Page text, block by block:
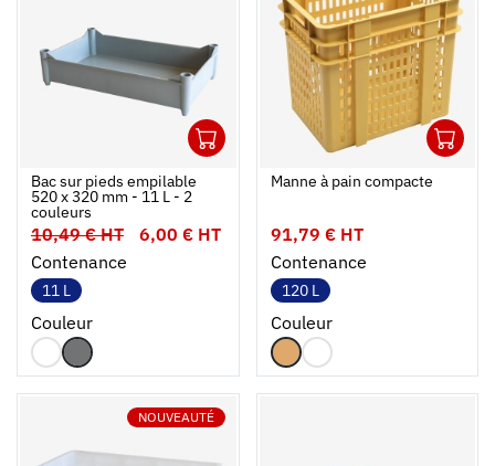
Ajouter au panier
Fermer
Bac sur pieds empilable
520 x 320 mm - 11 L - 2
couleurs
10,49 € HT
6,00 € HT
Contenance
11 L
Couleur
Manne à pain compacte
91,79 € HT
Contenance
120 L
Couleur
NOUVEAUTÉ